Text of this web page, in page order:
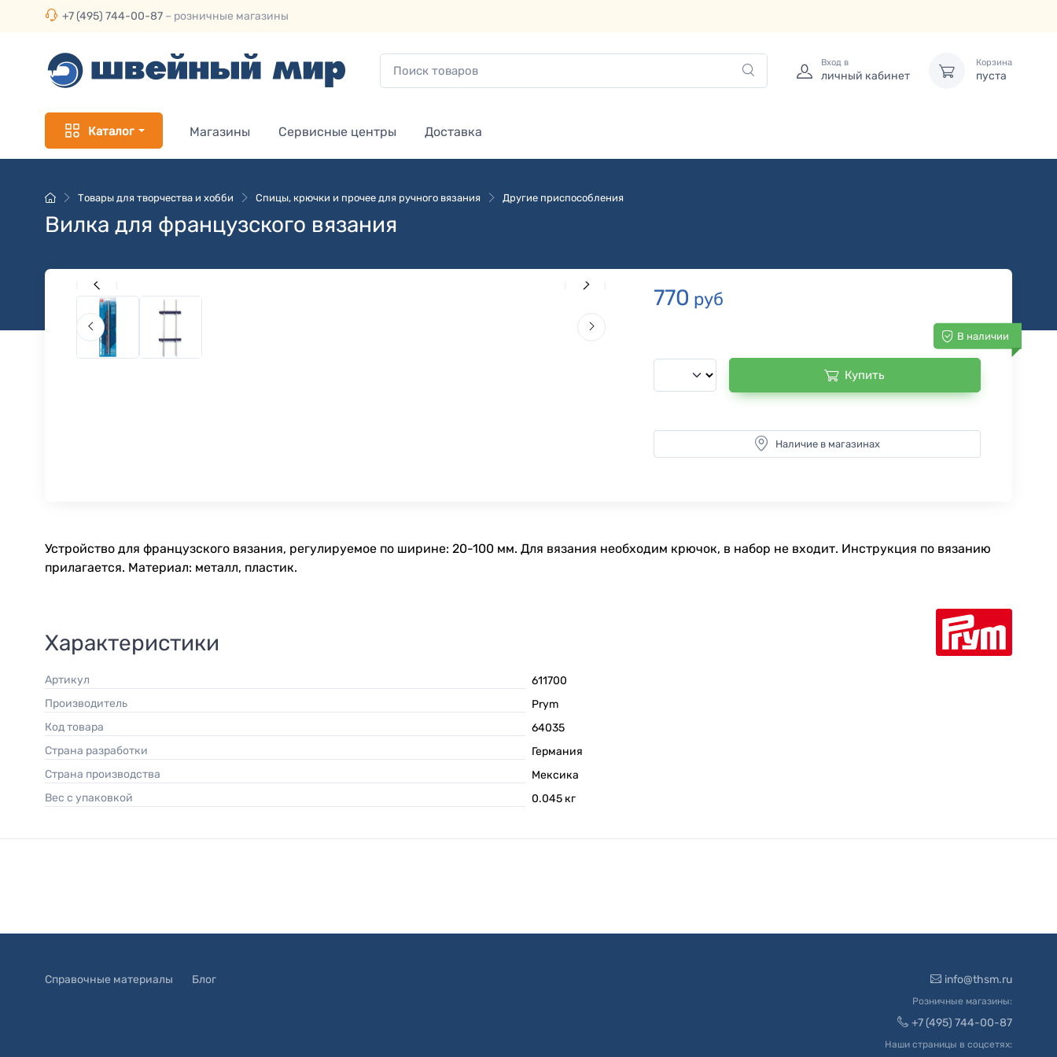
+7 (495) 744-00-87 – розничные магазины
Вход в
личный кабинет
Корзина
пуста
Каталог Магазины Сервисные центры Доставка
Товары для творчества и хобби Спицы, крючки и прочее для ручного вязания Другие приспособления
Вилка для французского вязания
770 руб
В наличии
Купить
Наличие в магазинах
Устройство для французского вязания, регулируемое по ширине: 20-100 мм. Для вязания необходим крючок, в набор не входит. Инструкция по вязанию
прилагается. Материал: металл, пластик.
Характеристики
Артикул
611700
Производитель
Prym
Код товара
64035
Страна разработки
Германия
Страна производства
Мексика
Вес с упаковкой
0.045 кг
Справочные материалы Блог info@thsm.ru
Розничные магазины:
+7 (495) 744-00-87
Наши страницы в соцсетях: